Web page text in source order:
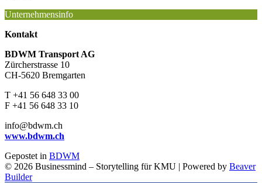
Unternehmensinfo
Kontakt
BDWM Transport AG
Zürcherstrasse 10
CH-5620 Bremgarten
T +41 56 648 33 00
F +41 56 648 33 10
info@bdwm.ch
www.bdwm.ch
Gepostet in BDWM
© 2026 Businessmind – Storytelling für KMU | Powered by Beaver
Builder